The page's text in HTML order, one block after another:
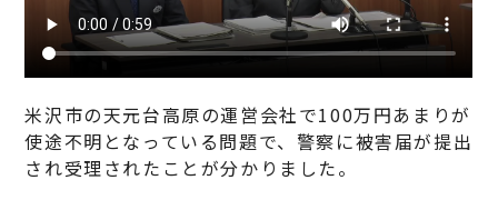
米沢市の天元台高原の運営会社で100万円あまりが
使途不明となっている問題で、警察に被害届が提出
され受理されたことが分かりました。